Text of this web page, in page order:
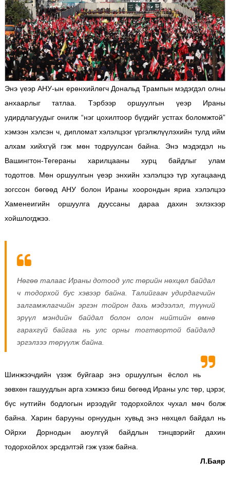
Энэ үеэр АНУ-ын ерөнхийлөгч Дональд Трампын мэдэгдэл олны
анхаарлыг татлаа. Тэрбээр оршуулгын үеэр Ираны
удирдлагуудыг онилж “нэг цохилтоор бүгдийг устгах боломжтой”
хэмээн хэлсэн ч, дипломат хэлэлцээг үргэлжлүүлэхийн тулд ийм
алхам хийхгүй гэж мөн тодруулсан байна. Энэ мэдэгдэл нь
Вашингтон-Тегераны харилцааны хурц байдлыг улам
тодотгов. Мөн оршуулгын үеэр энхийн хэлэлцээ түр хугацаанд
зогссон бөгөөд АНУ болон Ираны хоорондын яриа хэлэлцээ
Хаменеигийн оршуулга дууссаны дараа дахин эхлэхээр
хойшлогджээ.
Нөгөө талаас Ираны дотоод улс төрийн нөхцөл байдал
ч тодорхой бус хэвээр байна. Талийгаач удирдагчийн
залгамжлагчийн эргэн тойрон дахь мэдээлэл, түүний
эрүүл мэндийн байдал болон олон нийтийн өмнө
гарахгүй байгаа нь улс орны тогтвортой байдалд
эргэлзээ төрүүлж байна.
Шинжээчдийн үзэж буйгаар энэ оршуулгын ёслол нь
зөвхөн гашуудлын арга хэмжээ биш бөгөөд Ираны улс төр, цэрэг,
бүс нутгийн бодлогын ирээдүйг тодорхойлох чухал мөч болж
байна. Харин барууны орнуудын хувьд энэ нөхцөл байдал нь
Ойрхи Дорнодын аюулгүй байдлын тэнцвэрийг дахин
тодорхойлох эрсдэлтэй гэж үзэж байна.
Л.Баяр